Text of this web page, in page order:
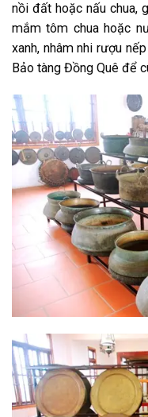
nồi đất hoặc nấu chua,
mắm tôm chua hoặc
xanh, nhâm nhi rượu
Bảo tàng Đồng Quê để